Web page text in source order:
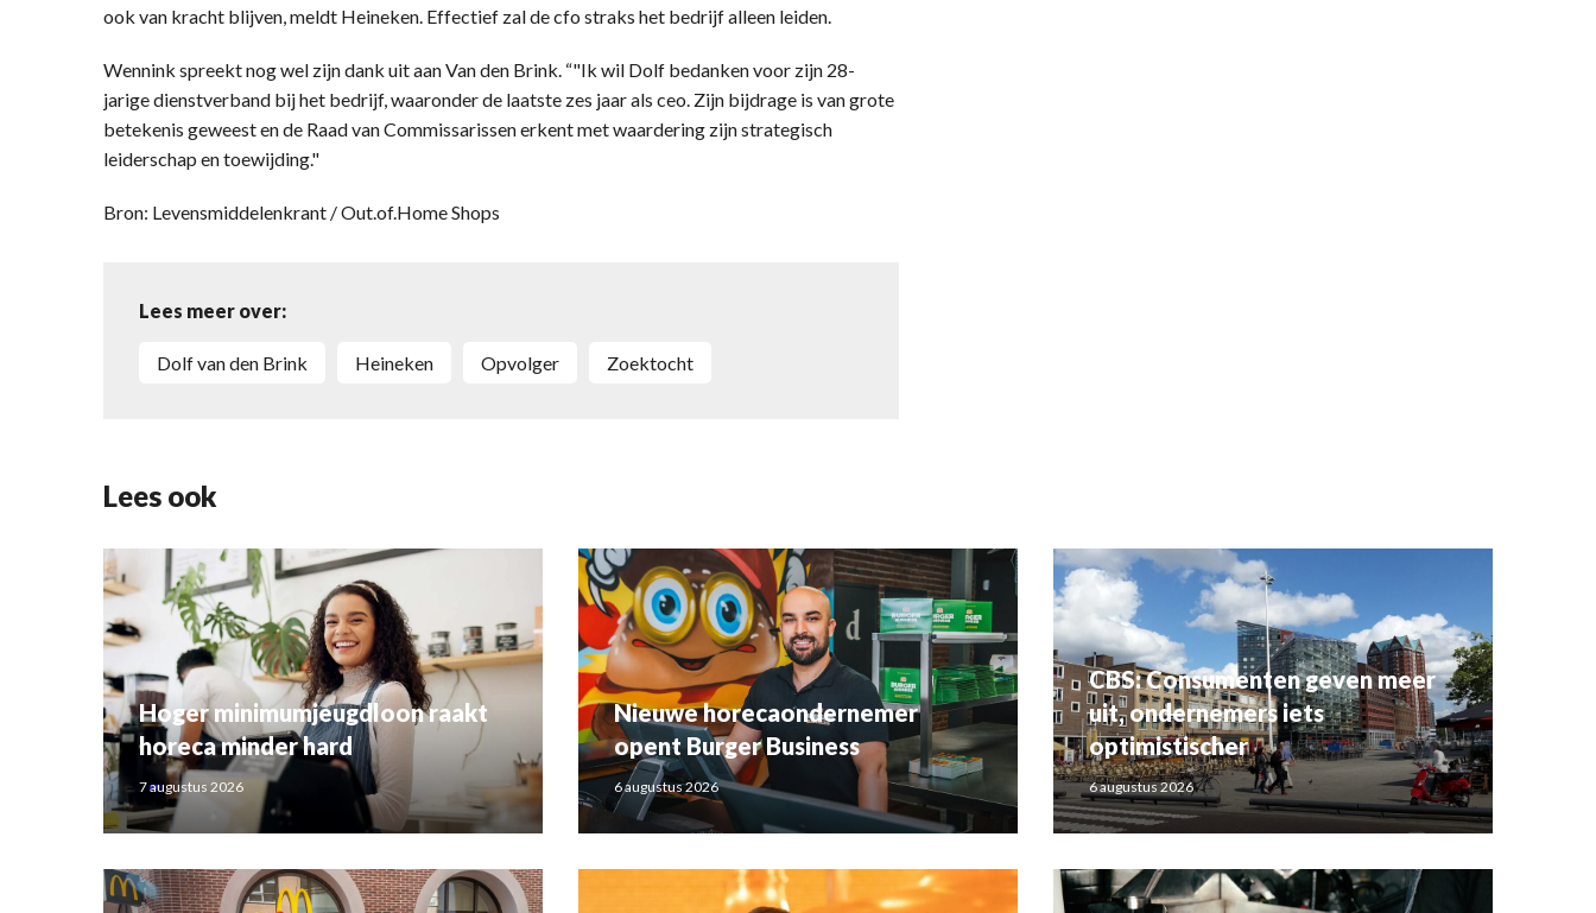
ook van kracht blijven, meldt Heineken. Effectief zal de cfo straks het bedrijf alleen leiden.
Wennink spreekt nog wel zijn dank uit aan Van den Brink. “"Ik wil Dolf bedanken voor zijn 28-
jarige dienstverband bij het bedrijf, waaronder de laatste zes jaar als ceo. Zijn bijdrage is van grote
betekenis geweest en de Raad van Commissarissen erkent met waardering zijn strategisch
leiderschap en toewijding."
Bron: Levensmiddelenkrant / Out.of.Home Shops
Lees meer over:
Dolf van den Brink Heineken opvolger zoektocht
Lees ook
Hoger minimumjeugdloon raakt
horeca minder hard
7 augustus 2026
Nieuwe horecaondernemer
opent Burger Business
6 augustus 2026
CBS: Consumenten geven meer
uit, ondernemers iets
optimistischer
6 augustus 2026